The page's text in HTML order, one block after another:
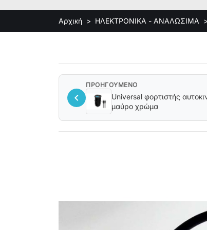
Αρχική ΗΛΕΚΤΡΟΝΙΚΑ - ΑΝΑΛΩΣΙΜΑ
chevron_left
ΠΡΟΗΓΟΥΜΕΝΟ
Universal φορτιστής
μαύρο χρώμα